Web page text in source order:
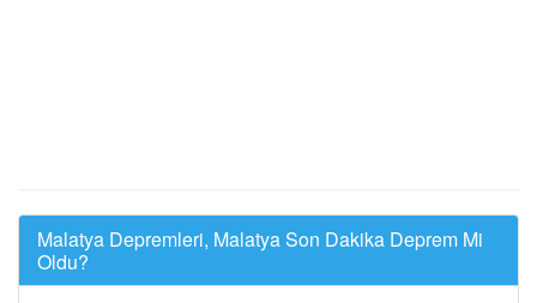
Malatya Depremleri, Malatya Son Dakika Deprem Mi
Oldu?